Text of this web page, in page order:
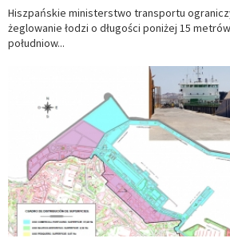
Hiszpańskie ministerstwo transportu
żeglowanie łodzi o długości poniżej 15
południow...